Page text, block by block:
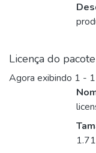
Licença do pacote
Agora exibindo 1 -